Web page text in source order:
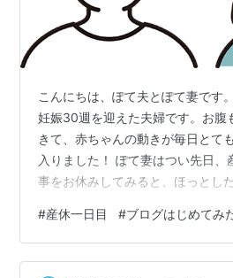
こんにちは、ぽて夫とぽて妻です
妊娠30週を迎えた夫婦です。お腹
きて、赤ちゃんの動きが毎日とて
入りました！ ぽて妻はつい先日
事をお休みしてみると、ほっとし
議な感覚。ぽて夫は、妊娠前から“
イルで家事をしていたのですが、
くれています。 ふたりでゆっくり
#産休一日目 #ブログはじめてみ